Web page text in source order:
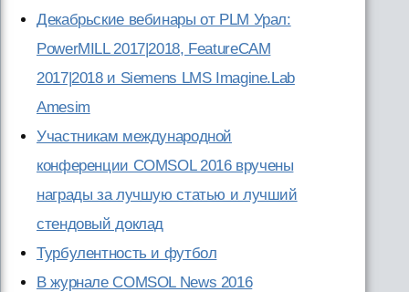
Декабрьские вебинары от PLM Урал:
PowerMILL 2017|2018, FeatureCAM
2017|2018 и Siemens LMS Imagine.Lab
Amesim
Участникам международной
конференции COMSOL 2016 вручены
награды за лучшую статью и лучший
стендовый доклад
Турбулентность и футбол
В журнале COMSOL News 2016